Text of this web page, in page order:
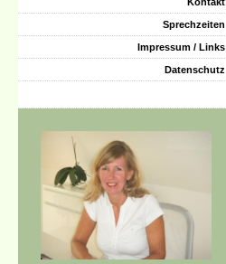
Sprechzeiten
Impressum / Links
Datenschutz